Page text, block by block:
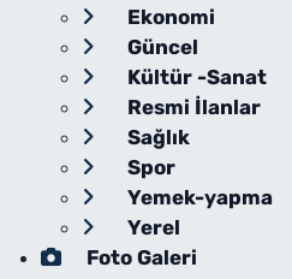
Ekonomi
Güncel
Kültür -Sanat
Resmi İlanlar
Sağlık
Spor
Yemek-yapma
Yerel
Foto Galeri